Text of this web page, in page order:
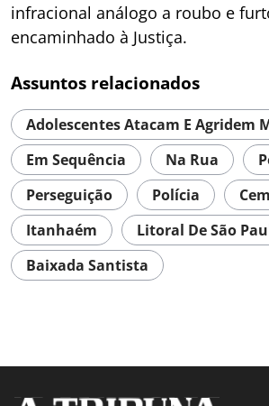
infracional análogo a roubo e
encaminhado à Justiça.
Assuntos relacionados
Adolescentes Atacam E Agridem
Em Sequência
Na Rua
Perseguição
Polícia
Itanhaém
Litoral De São
Baixada Santista